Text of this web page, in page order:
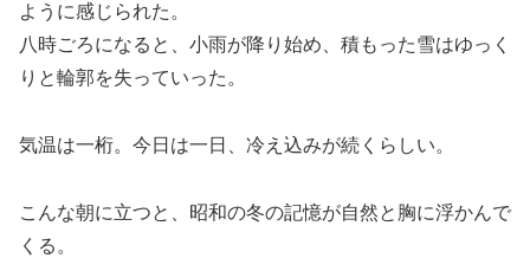
ように感じられた。
八時ごろになると、小雨が降り始め、積もった雪はゆっく
りと輪郭を失っていった。
気温は一桁。今日は一日、冷え込みが続くらしい。
こんな朝に立つと、昭和の冬の記憶が自然と胸に浮かんで
くる。